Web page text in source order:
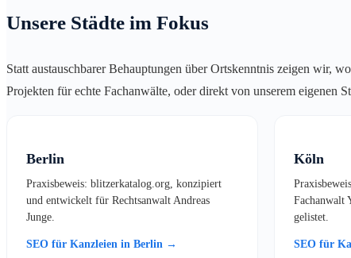
Unsere Städte im Fokus
Statt austauschbarer Behauptungen über Ortskenntnis zeigen wir,
Projekten für echte Fachanwälte, oder direkt von unserem eigenen
Berlin
Praxisbeweis: blitzerkatalog.org, konzipiert
und entwickelt für Rechtsanwalt Andreas
Junge.
SEO für Kanzleien in Berlin →
Köln
Fachanwalt
gelistet.
SEO für